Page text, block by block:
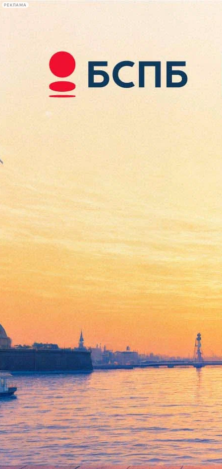
РЕКЛАМА
Сегодня:
2026.08.09
13:53
Афиша Plus
Коллеги Феликса
Агаджаняна по "Лицедеям"
не пришли на открытие
выставки его памяти